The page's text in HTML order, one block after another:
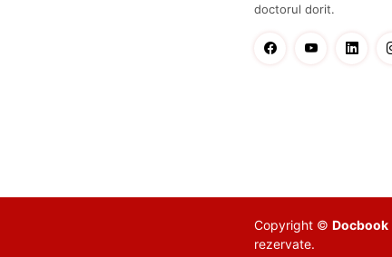
doctorul dorit.
Copyright © Docbook
rezervate.